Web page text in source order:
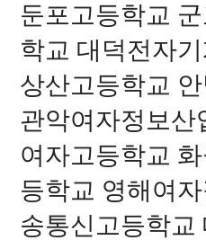
둔포고등학교
학교 대덕전자
상산고등학교
관악여자정보
여자고등학교
등학교 영해여
송통신고등학교